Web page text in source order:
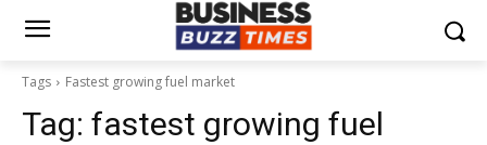
Tags Fastest growing fuel market
Tag: fastest growing fuel